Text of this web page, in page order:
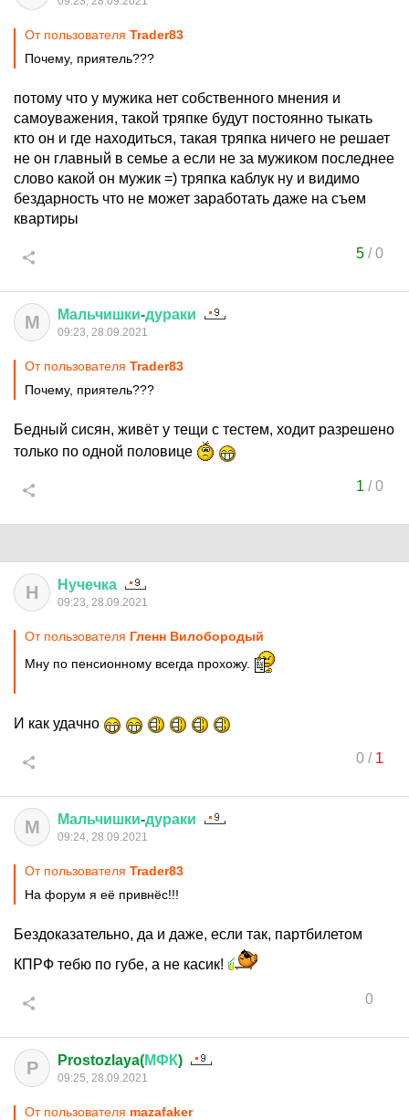
От пользователя Trader83
Почему, приятель???
потому что у мужика нет собственного мнения и
самоуважения, такой тряпке будут постоянно тыкать
кто он и где находиться, такая тряпка ничего не решает
не он главный в семье а если не за мужиком последнее
слово какой он мужик =) тряпка каблук ну и видимо
бездарность что не может заработать даже на съем
квартиры
5/0
М Мальчишки-дураки
09:23, 28.09.2021
От пользователя Trader83
Почему, приятель???
Бедный сисян, живёт у тещи с тестем, ходит разрешено
только по одной половице
1 /0
Н Нучечка
09:23, 28.09.2021
От пользователя Гленн Вилобородый
Мну по пенсионному всегда прохожу.
И как удачно
0/ 1
М Мальчишки-дураки
09:24, 28.09.2021
От пользователя Trader83
На форум я её привнёс!!!
Бездоказательно, да и даже, если так, партбилетом
КПРФ тебю по губе, а не касик!
0
P Prostozlaya(МФК)
09:25, 28.09.2021
От пользователя mazafaker